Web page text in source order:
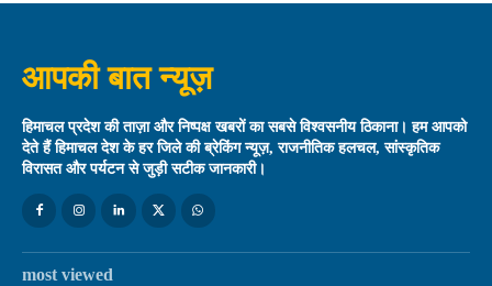
आपकी बात न्यूज़
हिमाचल प्रदेश की ताज़ा और निष्पक्ष खबरों का सबसे विश्वसनीय ठिकाना। हम आपको
देते हैं हिमाचल देश के हर जिले की ब्रेकिंग न्यूज़, राजनीतिक हलचल, सांस्कृतिक
विरासत और पर्यटन से जुड़ी सटीक जानकारी।
most viewed